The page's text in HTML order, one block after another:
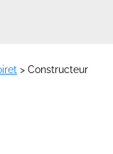
>Constructeur